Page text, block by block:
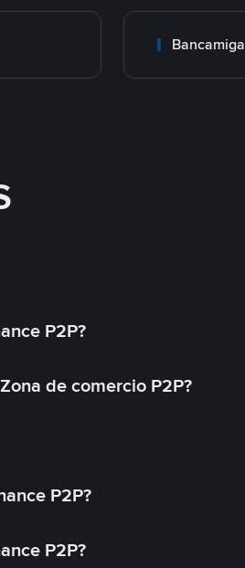
Bancamiga
P2P?
de comercio P2P?
P2P?
P2P?